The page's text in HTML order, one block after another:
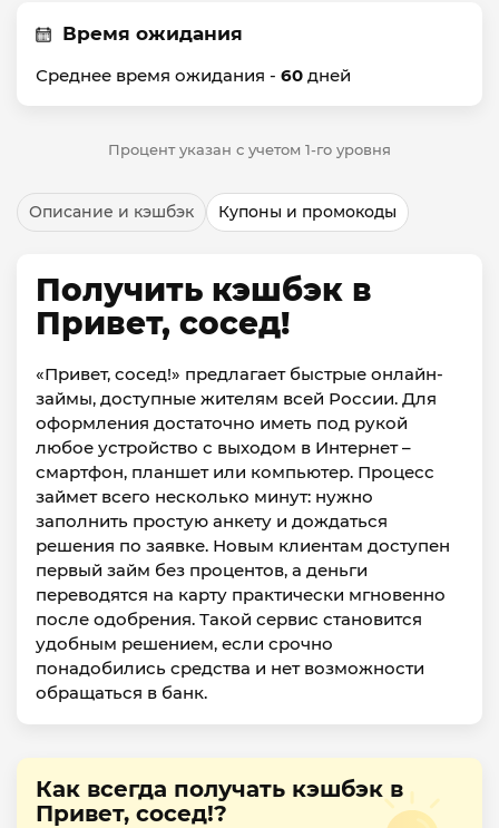
Время ожидания
Среднее время ожидания - 60 дней
Процент указан с учетом 1-го уровня
Описание и кэшбэк Купоны и промокоды
Получить кэшбэк в
Привет, сосед!
«Привет, сосед!» предлагает быстрые онлайн-
займы, доступные жителям всей России. Для
оформления достаточно иметь под рукой
любое устройство с выходом в Интернет –
смартфон, планшет или компьютер. Процесс
займет всего несколько минут: нужно
заполнить простую анкету и дождаться
решения по заявке. Новым клиентам доступен
первый займ без процентов, а деньги
переводятся на карту практически мгновенно
после одобрения. Такой сервис становится
удобным решением, если срочно
понадобились средства и нет возможности
обращаться в банк.
Как всегда получать кэшбэк в
Привет, сосед!?